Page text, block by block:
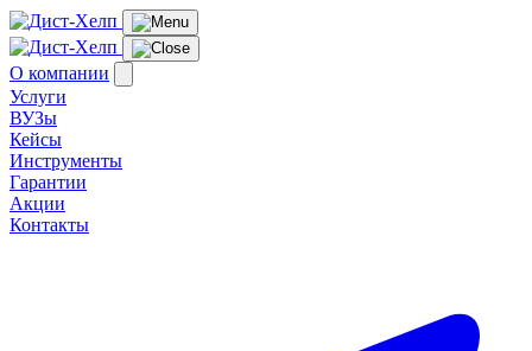
О компании
Услуги
ВУЗы
Кейсы
Инструменты
Гарантии
Акции
Контакты